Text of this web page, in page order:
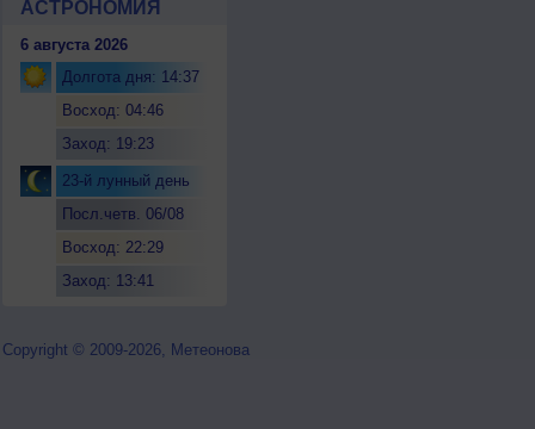
АСТРОНОМИЯ
6 августа 2026
Долгота дня: 14:37
Восход: 04:46
Заход: 19:23
23-й лунный день
Посл.четв. 06/08
Восход: 22:29
Заход: 13:41
Copyright © 2009-2026, Метеонова